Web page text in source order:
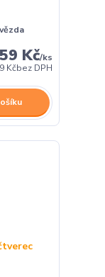
59 Kč/ks
Kčbez DPH